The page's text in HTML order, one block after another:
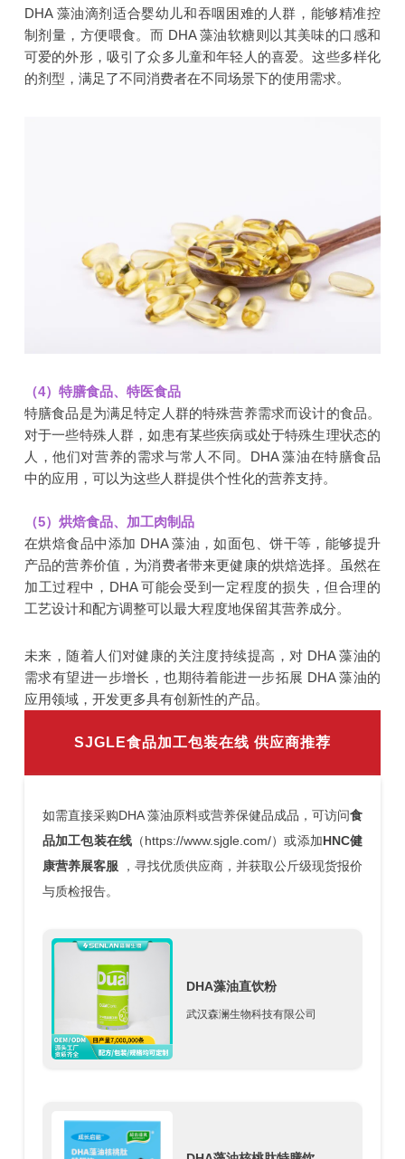
DHA 藻油滴剂适合婴幼儿和吞咽困难的人群，能够精准控
制剂量，方便喂食。而 DHA 藻油软糖则以其美味的口感和
可爱的外形，吸引了众多儿童和年轻人的喜爱。这些多样化
的剂型，满足了不同消费者在不同场景下的使用需求。
（4）特膳食品、特医食品
特膳食品是为满足特定人群的特殊营养需求而设计的食品。
对于一些特殊人群，如患有某些疾病或处于特殊生理状态的
人，他们对营养的需求与常人不同。DHA 藻油在特膳食品
中的应用，可以为这些人群提供个性化的营养支持。
（5）烘焙食品、加工肉制品
在烘焙食品中添加 DHA 藻油，如面包、饼干等，能够提升
产品的营养价值，为消费者带来更健康的烘焙选择。虽然在
加工过程中，DHA 可能会受到一定程度的损失，但合理的
工艺设计和配方调整可以最大程度地保留其营养成分。
未来，随着人们对健康的关注度持续提高，对 DHA 藻油的
需求有望进一步增长，也期待着能进一步拓展 DHA 藻油的
应用领域，开发更多具有创新性的产品。
SJGLE食品加工包装在线 供应商推荐
如需直接采购DHA 藻油原料或营养保健品成品，可访问食
品加工包装在线 （https://www.sjgle.com/）或添加HNC健
康营养展客服 ，寻找优质供应商，并获取公斤级现货报价
与质检报告。
DHA藻油直饮粉
武汉森澜生物科技有限公司